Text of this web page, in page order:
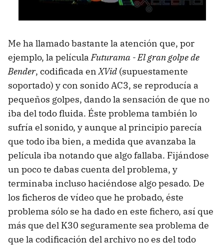
Me ha llamado bastante la atención que, por
ejemplo, la películaFuturama - El gran golpe de
Bender, codificada enXVid (supuestamente
soportado) y con sonido AC3, se reproducía a
pequeños golpes, dando la sensación de que no
iba del todo fluida. Éste problema también lo
sufría el sonido, y aunque al principio parecía
que todo iba bien, a medida que avanzaba la
película iba notando que algo fallaba. Fijándose
un poco te dabas cuenta del problema, y
terminaba incluso haciéndose algo pesado. De
los ficheros de vídeo que he probado, éste
problema sólo se ha dado en este fichero, así que
más que del K30 seguramente sea problema de
que la codificación del archivo no es del todo